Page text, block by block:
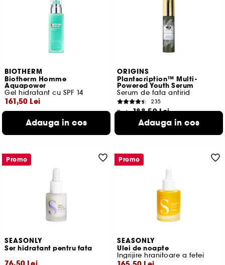
BIOTHERM
Biotherm Homme
Aquapower
Gel hidratant cu SPF 14
161,50 Lei
215,33 Lei /100ml
Adauga in cos
ORIGINS
Plantscription™ Multi-
Powered Youth Serum
Serum de fata antirid
235
De la188,50 Lei
628,33 Lei /100ml
2 variante disponibile
Adauga in cos
SEASONLY
Ser hidratant pentru fata
Promo
SEASONLY
Ulei de noapte
Ingrijire hranitoare a fetei
Promo